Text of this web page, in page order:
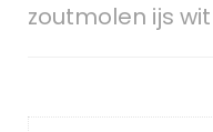
zoutmolen ijs